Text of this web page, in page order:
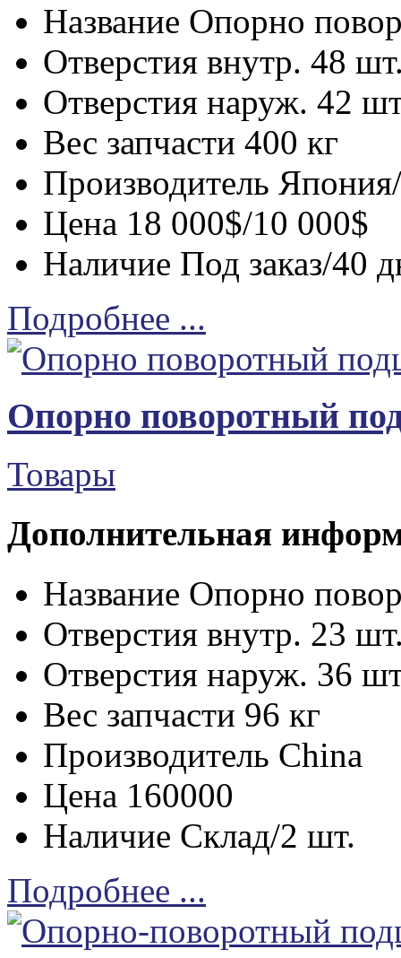
Название Опорно
Отверстия внутр. 48
Отверстия наруж. 42
Вес запчасти 400 кг
Производитель
Цена 18 000$/10 000$
Наличие Под заказ/40
Подробнее ...
Опорно поворотный
Товары
Дополнительная
Название Опорно
Отверстия внутр. 23
Отверстия наруж. 36
Вес запчасти 96 кг
Производитель China
Цена 160000
Наличие Склад/2 шт.
Подробнее ...